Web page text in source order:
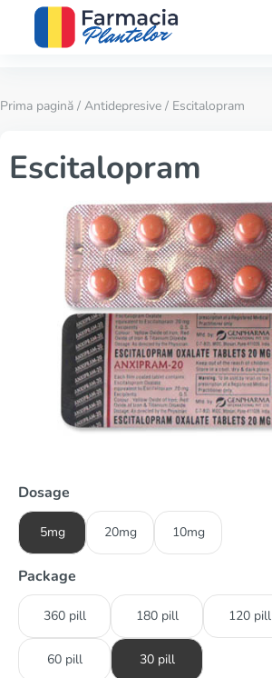
Prima pagină / Antidepresive / Escitalopram
Escitalopram
Dosage
5mg 20mg 10mg
Package
360 pill 180 pill 120 pill
60 pill 30 pill